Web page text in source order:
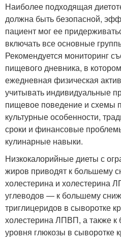
Наиболее подходящая
должна быть безопасной,
пациент мог ее
включать все основные
Рекомендуется мониторинг
пищевого дневника, в
ежедневная физическая
учитывать индивидуальные
пищевое поведение и схемы
культурные особенности,
сроки и финансовые
кулинарные навыки.
Низкокалорийные диеты с
жиров приводят к большему
холестерина и холестерина
углеводов — к большему
триглицеридов в сыворотке
холестерина ЛПВП, а также
уровня глюкозы в сыворотке